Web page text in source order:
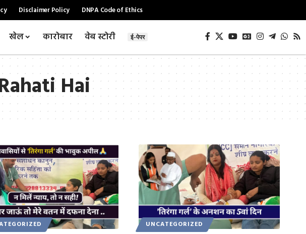
Disclaimer Policy DNPA Code of Ethics
खेल कारोबार वेब स्टोरी ई-पेपर
Hai
UNCATEGORIZED